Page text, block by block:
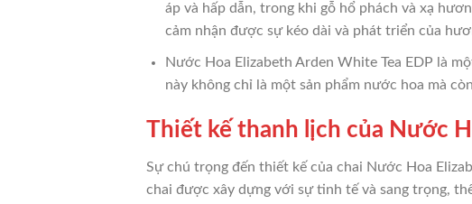
áp và hấp dẫn, trong khi gỗ hổ phách và xạ
cảm nhận được sự kéo dài và phát triển của
Nước Hoa Elizabeth Arden White Tea EDP là
này không chỉ là một sản phẩm nước hoa mà
Thiết kế thanh lịch của Nước
Sự chú trọng đến thiết kế của chai Nước Hoa
chai được xây dựng với sự tinh tế và sang trọng,